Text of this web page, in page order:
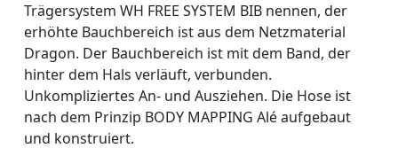
Trägersystem WH FREE SYSTEM BIB nennen, der
erhöhte Bauchbereich ist aus dem Netzmaterial
Dragon. Der Bauchbereich ist mit dem Band, der
hinter dem Hals verläuft, verbunden.
Unkompliziertes An- und Ausziehen. Die Hose ist
nach dem Prinzip BODY MAPPING Alé aufgebaut
und konstruiert.